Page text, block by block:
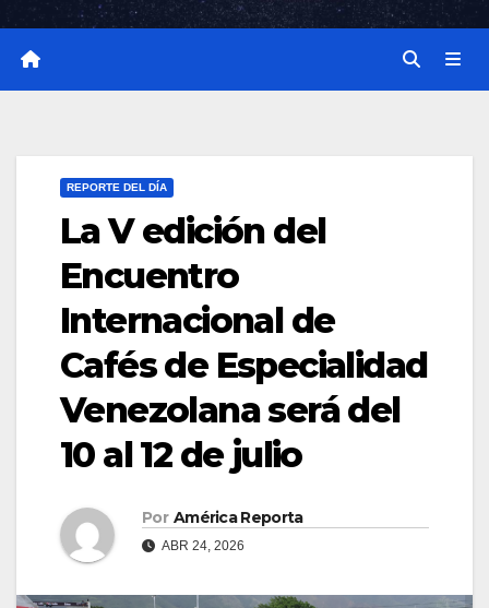
REPORTE DEL DÍA
La V edición del
Encuentro
Internacional de
Cafés de Especialidad
Venezolana será del
10 al 12 de julio
Por América Reporta
ABR 24, 2026